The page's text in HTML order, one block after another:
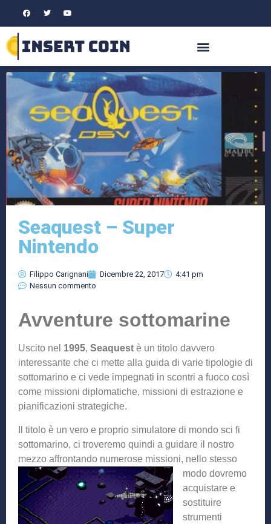
Seaquest – Super
Nintendo
Filippo Carignani Dicembre 22, 2017
4:41 pm
Nessun commento
Avventure sottomarine
Uscito nel 1995, Seaquest è un titolo davvero
interessante che ci mette alla guida di varie tipologie di
sottomarino e ci vede impegnati in scontri a fuoco così
come missioni diplomatiche, missioni di estrazione e
pianificazioni strategiche.
Il titolo è un vero e proprio simulatore di mondo sci fi
sottomarino, ci troveremo quindi a guidare il nostro
mezzo affrontando numerose missioni, nello stesso
modo dovremo
acquistare e
sostituire
strumenti